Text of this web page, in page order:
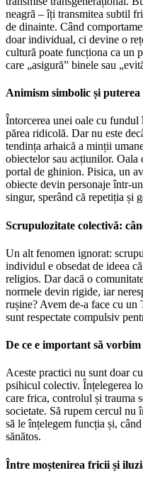
neagră – îți transmitea subtil
de dinainte. Când
doar individual, ci devine o
cultură poate funcționa ca un
care „asigură” binele sau
Animism simbolic și puterea
Întorcerea unei oale cu fundul
părea ridicolă. Dar nu este
tendința arhaică a minții
obiectelor sau acțiunilor.
portal de ghinion. Pisica, un
obiecte devin personaje într-
singur, sperând că repetiția și
Scrupulozitate colectivă:
Un alt fenomen ignorat:
individul e obsedat de ideea
religios. Dar dacă o
normele devin rigide, iar
rușine? Avem de-a face cu
sunt respectate compulsiv
De ce e important să vorbim
Aceste practici nu sunt doar
psihicul colectiv. Înțelegerea
care frica, controlul și trauma
societate. Să rupem cercul nu
să le înțelegem funcția și,
sănătos.
Între moștenirea fricii și